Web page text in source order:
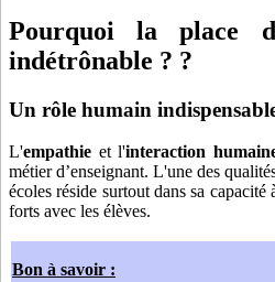
Pourquoi la place
indétrônable ? ?
Un rôle humain
L'empathie et l'interaction
métier d’enseignant. L'une des
écoles réside surtout dans sa capacité
forts avec les élèves.
Bon à savoir :